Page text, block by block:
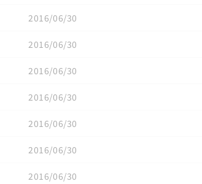
2016/06/30
2016/06/30
2016/06/30
2016/06/30
2016/06/30
2016/06/30
2016/06/30